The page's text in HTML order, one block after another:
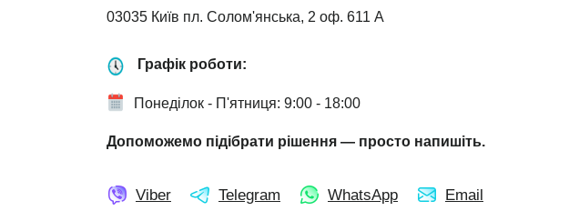
03035 Київ пл. Солом'янська, 2 оф. 611 А
Графік роботи:
Понеділок - П'ятниця: 9:00 - 18:00
Допоможемо підібрати рішення — просто напишіть.
Viber Telegram WhatsApp Email